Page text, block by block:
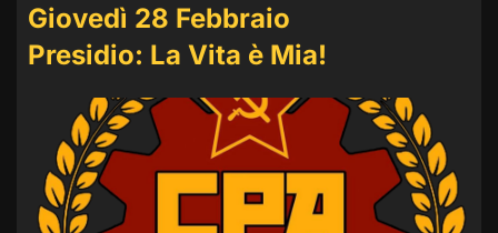
Giovedì 28 Febbraio
Presidio: La Vita è Mia!